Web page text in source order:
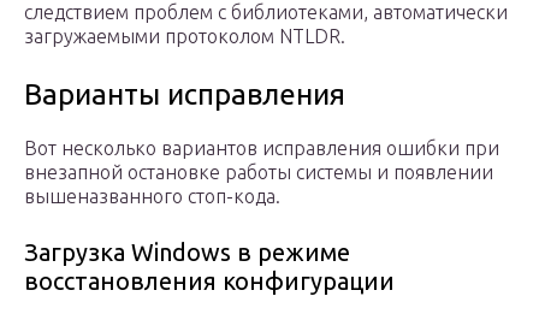
следствием проблем с библиотеками, автоматически
загружаемыми протоколом NTLDR.
Варианты исправления
Вот несколько вариантов исправления ошибки при
внезапной остановке работы системы и появлении
вышеназванного стоп-кода.
Загрузка Windows в режиме
восстановления конфигурации